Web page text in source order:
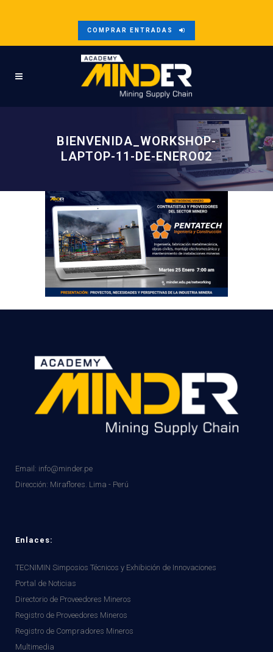
COMPRAR ENTRADAS
BIENVENIDA_WORKSHOP-
LAPTOP-11-DE-ENERO02
Email: info@minder.pe
Dirección: Miraflores. Lima - Perú
Enlaces:
TECNIMIN Simposios Técnicos y Exhibición de Innovaciones
Portal de Noticias
Directorio de Proveedores Mineros
Registro de Proveedores Mineros
Registro de Compradores Mineros
Multimedia